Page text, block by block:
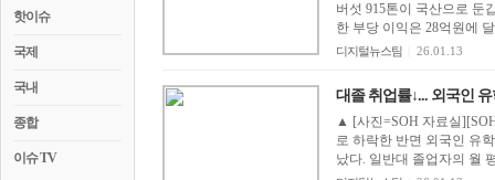
핫이슈
국제
국내
종합
이슈 TV
버섯 915톤이 국산으로 둔
한 부당 이익은 28억원에
디지털뉴스팀 26.01.13
대졸 취업률↓... 외국인
▲ [사진=SOH 자료실
로 하락한 반면 외국인 유
났다. 일반대 졸업자의 월